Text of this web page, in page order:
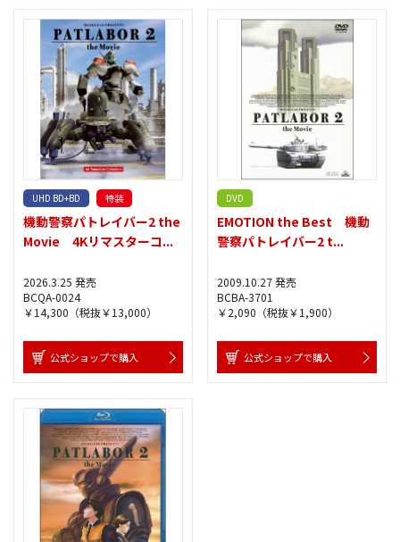
UHD BD+BD 特装
機動警察パトレイバー2 the
Movie 4Kリマスターコ...
2026.3.25 発売
BCQA-0024
￥14,300（税抜￥13,000）
公式ショップで購入
DVD
EMOTION the Best 機動
警察パトレイバー2 t...
2009.10.27 発売
BCBA-3701
￥2,090（税抜￥1,900）
公式ショップで購入